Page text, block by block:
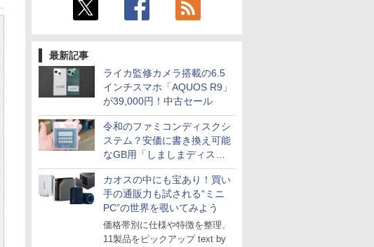
最新記事
ライカ監修カメラ搭載の6.5
インチスマホ「AQUOS R9」
が39,000円！中古セール
令和のファミコンディスクシ
ステム？安価に書き換え可能
なGB用「しましまディスク
システム」
カオスの中にも宝あり！買い
手の通販力も試される“ミニ
PC”の世界を覗いてみよう
価格帯別に仕様や特徴を整理、
11製品をピックアップ text by